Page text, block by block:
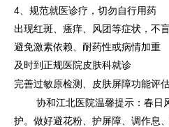
4、规范就医诊疗，切勿自行用药
出现红斑、瘙痒、风团等症状，不
避免激素依赖、耐药性或病情加重
及时到正规医院皮肤科就诊
完善过敏原检测、皮肤屏障功能评
协和江北医院温馨提示：春日
护。做好避花粉、护屏障、调作息